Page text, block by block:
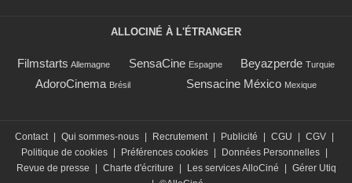
ALLOCINÉ À L'ÉTRANGER
Filmstarts Allemagne SensaCine Espagne Beyazperde Turquie
AdoroCinema Brésil Sensacine México Mexique
Contact Qui sommes-nous Recrutement Publicité CGU CGV
Politique de cookies
Préférences cookies Données Personnelles
Revue de presse
Charte d'écriture Les services AlloCiné
Gérer Utiq